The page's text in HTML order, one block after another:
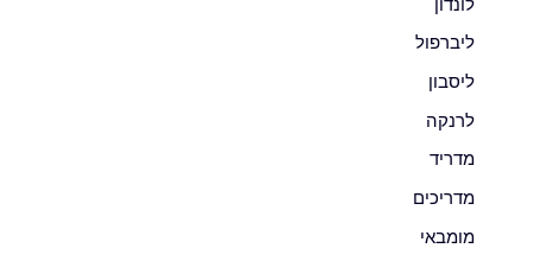
לונדון
ליברפול
ליסבון
לרנקה
מדריד
מדריכים
מומבאי